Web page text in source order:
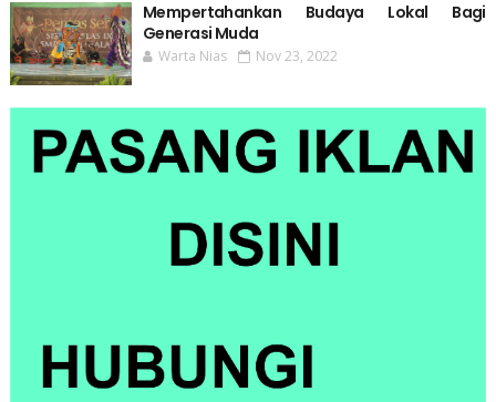
Mempertahankan Budaya Lokal Bagi
Generasi Muda
Warta Nias Nov 23, 2022